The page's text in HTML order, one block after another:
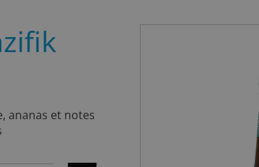
ananas et notes